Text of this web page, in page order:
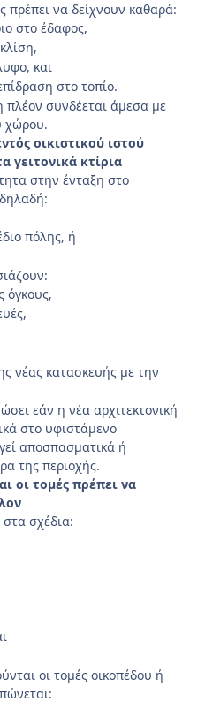
πρέπει να δείχνουν καθαρά:
στο έδαφος,
και
στο τοπίο.
πλέον συνδέεται άμεσα με
χώρου.
οικιστικού ιστού
γειτονικά κτίρια
στην ένταξη στο
πόλης, ή
όγκους,
νέας κατασκευής με την
εάν η νέα αρχιτεκτονική
στο υφιστάμενο
αποσπασματικά ή
της περιοχής.
οι τομές πρέπει να
σχέδια:
οι τομές οικοπέδου ή